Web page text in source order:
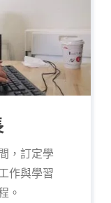
，訂定學
作與學習
。